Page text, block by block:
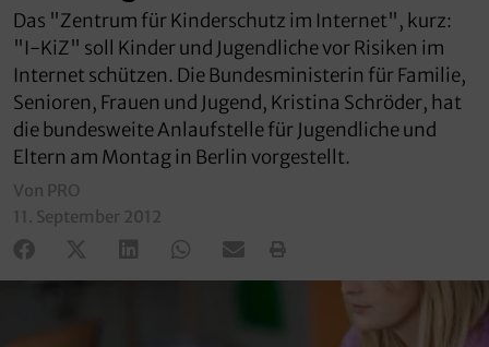
Das "Zentrum für Kinderschutz im Internet", kurz:
"I-KiZ" soll Kinder und Jugendliche vor Risiken im
Internet schützen. Die Bundesministerin für Familie,
Senioren, Frauen und Jugend, Kristina Schröder, hat
die bundesweite Anlaufstelle für Jugendliche und
Eltern am Montag in Berlin vorgestellt.
Von PRO
11. September 2012